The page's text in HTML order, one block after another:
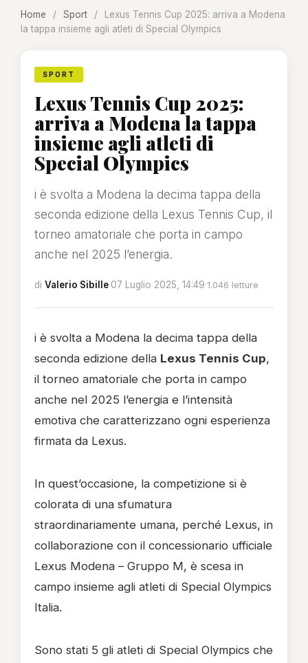
Home / Sport /
Lexus Tennis Cup 2025: arriva a Modena
la tappa insieme agli atleti di Special Olympics
SPORT
Lexus Tennis Cup 2025:
arriva a Modena la tappa
insieme agli atleti di
Special Olympics
i è svolta a Modena la decima tappa della
seconda edizione della Lexus Tennis Cup, il
torneo amatoriale che porta in campo
anche nel 2025 l’energia.
di Valerio Sibille·07 Luglio 2025, 14:49·1.046 letture
i è svolta a Modena la decima tappa della
seconda edizione della Lexus Tennis Cup,
il torneo amatoriale che porta in campo
anche nel 2025 l’energia e l’intensità
emotiva che caratterizzano ogni esperienza
firmata da Lexus.
In quest’occasione, la competizione si è
colorata di una sfumatura
straordinariamente umana, perché Lexus, in
collaborazione con il concessionario ufficiale
Lexus Modena – Gruppo M, è scesa in
campo insieme agli atleti di Special Olympics
Italia.
Sono stati 5 gli atleti di Special Olympics che